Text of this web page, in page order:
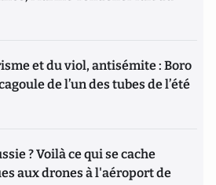
et du viol, antisémite : Boro
de l’un des tubes de l’été
? Voilà ce qui se cache
aux drones à l'aéroport de